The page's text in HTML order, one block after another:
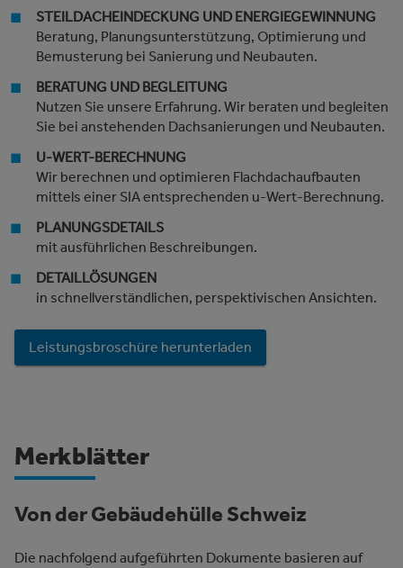
STEILDACHEINDECKUNG UND ENERGIEGEWINNUNG
Beratung, Planungsunterstützung, Optimierung und
Bemusterung bei Sanierung und Neubauten.
BERATUNG UND BEGLEITUNG
Nutzen Sie unsere Erfahrung. Wir beraten und begleiten
Sie bei anstehenden Dachsanierungen und Neubauten.
U-WERT-BERECHNUNG
Wir berechnen und optimieren Flachdachaufbauten
mittels einer SIA entsprechenden u-Wert-Berechnung.
PLANUNGSDETAILS
mit ausführlichen Beschreibungen.
DETAILLÖSUNGEN
in schnellverständlichen, perspektivischen Ansichten.
Leistungsbroschüre herunterladen
Merkblätter
Von der Gebäudehülle Schweiz
Die nachfolgend aufgeführten Dokumente basieren auf